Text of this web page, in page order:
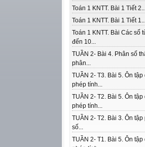
Toán 1 KNTT. Bài 1 Tiết
Toán 1 KNTT. Bài 1 Tiết
Toán 1 KNTT. Bài Các số
đến 10...
TUẦN 2- Bài 4. Phân số
phân...
TUẦN 2- T3. Bài 5. Ôn tập
phép tính...
TUẦN 2- T2. Bài 5. Ôn tập
phép tính...
TUẦN 2- T2. Bài 3. Ôn tập
số...
TUẦN 2- T1. Bài 5. Ôn tập